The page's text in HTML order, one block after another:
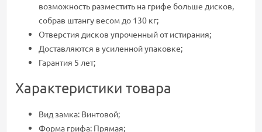
возможность разместить на грифе больше дисков,
собрав штангу весом до 130 кг;
Отверстия дисков упроченный от истирания;
Доставляются в усиленной упаковке;
Гарантия 5 лет;
Характеристики товара
Вид замка: Винтовой;
Форма грифа: Прямая;